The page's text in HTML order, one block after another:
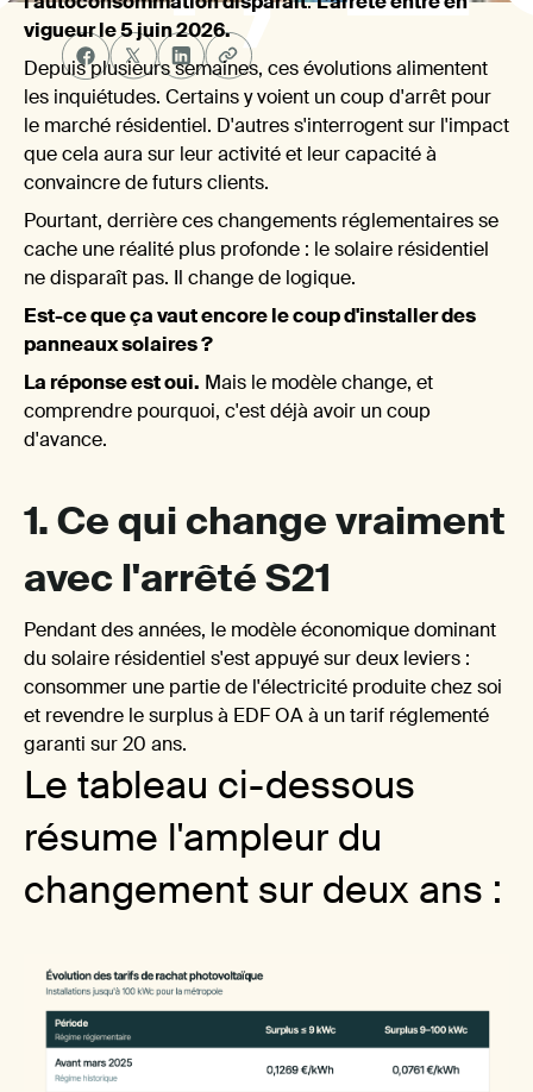
S21
vigueur le 5 juin 2026.
Depuis plusieurs semaines, ces évolutions alimentent
les inquiétudes. Certains y voient un coup d'arrêt pour
le marché résidentiel. D'autres s'interrogent sur l'impact
que cela aura sur leur activité et leur capacité à
convaincre de futurs clients.
Pourtant, derrière ces changements réglementaires se
cache une réalité plus profonde : le solaire résidentiel
ne disparaît pas. Il change de logique.
Est-ce que ça vaut encore le coup d'installer des
panneaux solaires ?
La réponse est oui. Mais le modèle change, et
comprendre pourquoi, c'est déjà avoir un coup
d'avance.
1. Ce qui change vraiment
avec l'arrêté S21
Pendant des années, le modèle économique dominant
du solaire résidentiel s'est appuyé sur deux leviers :
consommer une partie de l'électricité produite chez soi
et revendre le surplus à EDF OA à un tarif réglementé
garanti sur 20 ans.
Le tableau ci-dessous
résume l'ampleur du
changement sur deux ans :